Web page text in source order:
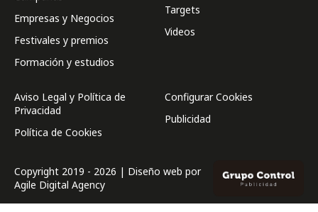
Empresas y Negocios
Festivales y premios
Formación y estudios
Targets
Videos
Aviso Legal y Política de
Privacidad
Política de Cookies
Configurar Cookies
Publicidad
Copyright 2019 - 2026 | Diseño web por
Agile Digital Agency